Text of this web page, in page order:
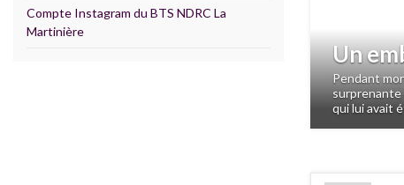
Un
Pendant
surprenante
qui lui avait
Compte Instagram du BTS NDRC La
Martinière